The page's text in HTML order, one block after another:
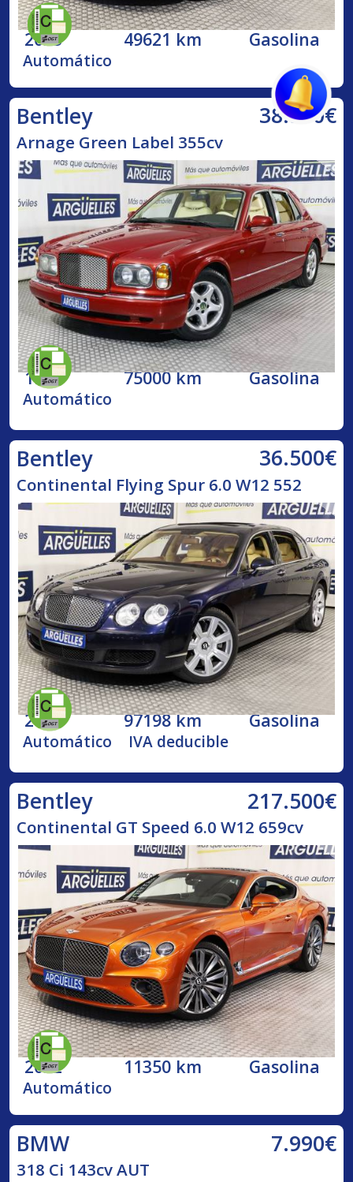
2023 49621 km Gasolina
Automático
Bentley 38.500€
Arnage Green Label 355cv
1998 75000 km Gasolina
Automático
Bentley 36.500€
Continental Flying Spur 6.0 W12 552
2005 97198 km Gasolina
Automático IVA deducible
Bentley 217.500€
Continental GT Speed 6.0 W12 659cv
2022 11350 km Gasolina
Automático
BMW 7.990€
318 Ci 143cv AUT